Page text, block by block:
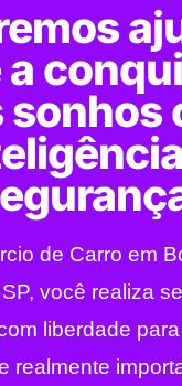
a
sonhos
de Carro em
você realiza
liberdade
realmente